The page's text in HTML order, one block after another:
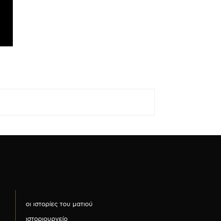
οι ιστορίες του ματιού
ιστοριουργείο